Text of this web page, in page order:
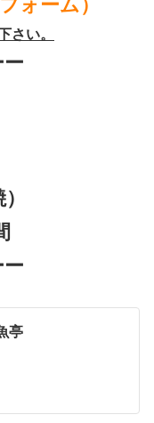
ォーム）
さい。
ー
亭